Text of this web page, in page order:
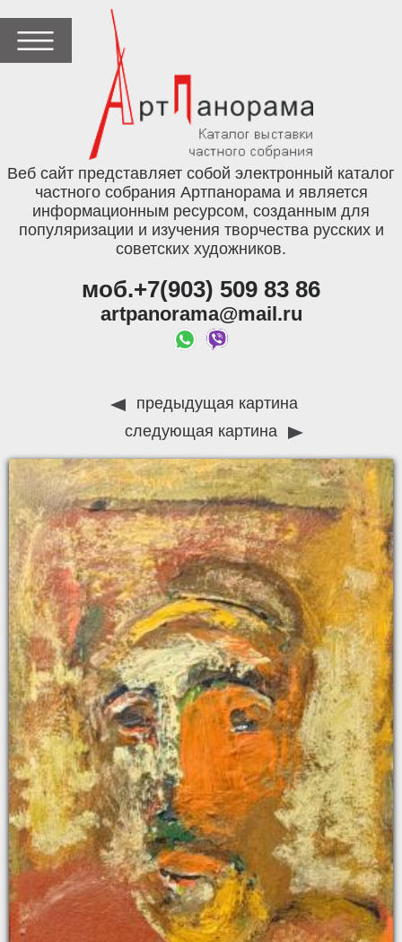
Веб сайт представляет собой электронный каталог
частного собрания Артпанорама и является
информационным ресурсом, созданным для
популяризации и изучения творчества русских и
советских художников.
моб.+7(903) 509 83 86
artpanorama@mail.ru
предыдущая картина
следующая картина